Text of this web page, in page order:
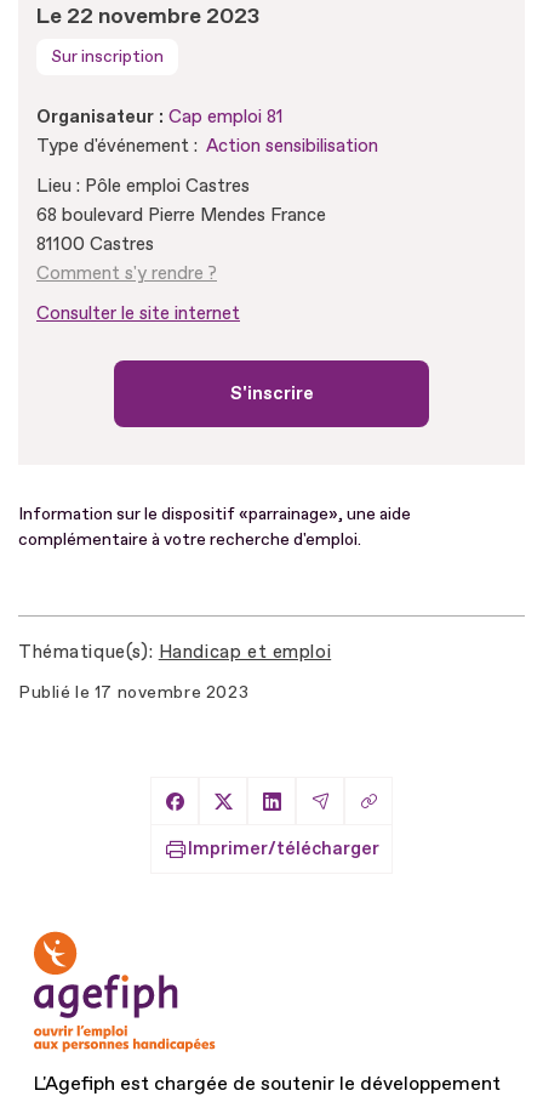
Le 22 novembre 2023
Sur inscription
Organisateur : Cap emploi 81
Type d'événement : Action sensibilisation
Lieu : Pôle emploi Castres
68 boulevard Pierre Mendes France
81100 Castres
Comment s'y rendre ?
Consulter le site internet
S'inscrire
Information sur le dispositif «parrainage», une aide
complémentaire à votre recherche d'emploi.
Thématique(s) Handicap et emploi
Publié le 17 novembre 2023
Partager sur Facebook
Partager sur X
Partager sur LinkedIn
Partager par Email
Copier le lien
Imprimer/télécharger
L'Agefiph est chargée de soutenir le développement